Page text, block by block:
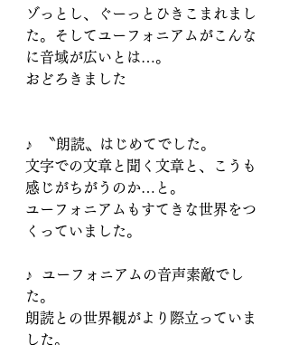
ゾっとし、ぐーっとひきこまれまし
た。そしてユーフォニアムがこんな
に音域が広いとは…。
おどろきました
♪  〝朗読〟はじめてでした。
文字での文章と聞く文章と、こうも
感じがちがうのか…と。
ユーフォニアムもすてきな世界をつ
くっていました。
♪  ユーフォニアムの音声素敵でし
た。
朗読との世界観がより際立っていま
した。